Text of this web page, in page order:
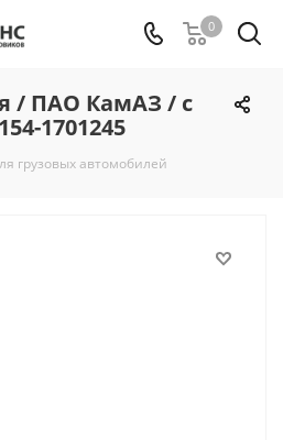
0
/ ПАО КамАЗ / с
1701245
грузовых автомобилей